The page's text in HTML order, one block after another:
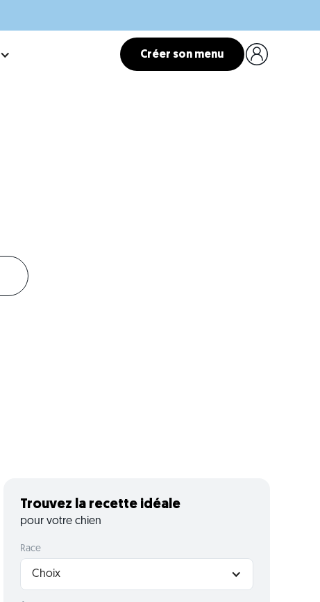
Créer son menu
Trouvez la recette idéale
pour votre chien
Race
Choix